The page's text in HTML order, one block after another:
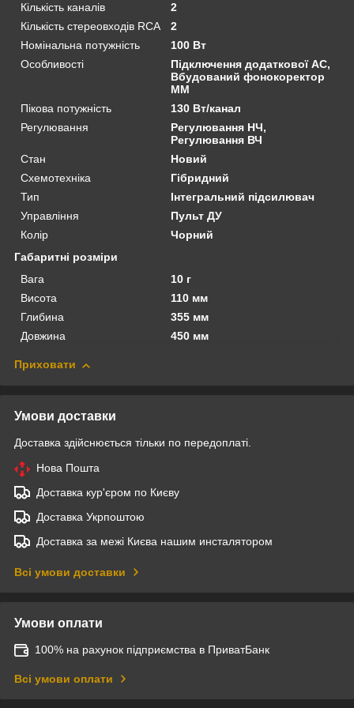
Кількість каналів
2
Кількість стереовходів RCA
2
Номінальна потужність
100 Вт
Особливості
Підключення додаткової АС,
Вбудований фонокоректор
ММ
Пікова потужність
130 Вт/канал
Регулювання
Регулювання НЧ,
Регулювання ВЧ
Стан
Новий
Схемотехніка
Гібридний
Тип
Інтегральний підсилювач
Управління
Пульт ДУ
Колір
Чорний
Габаритні розміри
Вага
10 г
Висота
110 мм
Глибина
355 мм
Довжина
450 мм
Приховати
Умови доставки
Доставка здійснюється тільки по передоплаті.
Нова Пошта
Доставка кур'єром по Києву
Доставка Укрпоштою
Доставка за межі Києва нашим инсталятором
Всі умови доставки
Умови оплати
100% на рахунок підприємства в ПриватБанк
Всі умови оплати